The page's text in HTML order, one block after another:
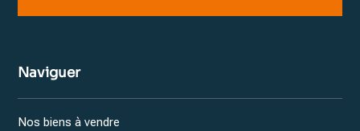
Naviguer
Nos biens à vendre